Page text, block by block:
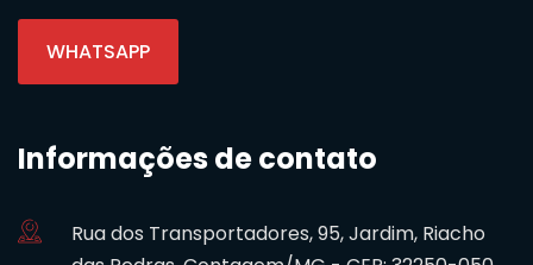
WHATSAPP
Informações de contato
Rua dos Transportadores, 95, Jardim, Riacho